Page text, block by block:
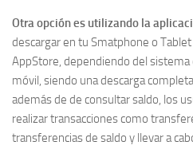
Otra opción es utilizando la
descargar en tu Smatphone o
AppStore, dependiendo del
móvil, siendo una descarga
además de de consultar saldo, los
realizar transacciones como
transferencias de saldo y llevar a